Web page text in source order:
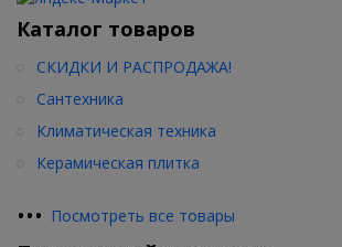
Каталог товаров
СКИДКИ И РАСПРОДАЖА!
Сантехника
Климатическая техника
Керамическая плитка
••• Посмотреть все товары